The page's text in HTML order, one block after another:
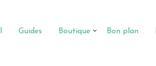
Guides Boutique Bon plan